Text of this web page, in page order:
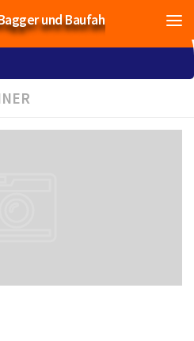
und Baufahrzeuge!